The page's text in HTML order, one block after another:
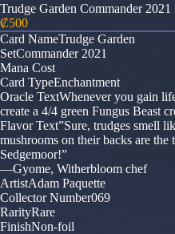
Trudge Garden Commander 2021
₡500
Card NameTrudge Garden
SetCommander 2021
Mana Cost
Card TypeEnchantment
Oracle TextWhenever you gain
create a 4/4 green Fungus Beast
Flavor Text”Sure, trudges smell
mushrooms on their backs are the
Sedgemoor!”
—Gyome, Witherbloom chef
ArtistAdam Paquette
Collector Number069
RarityRare
FinishNon-foil